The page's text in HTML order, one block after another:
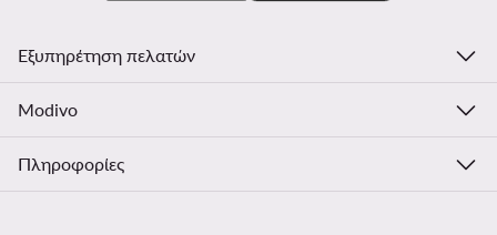
Εξυπηρέτηση πελατών
Modivo
Πληροφορίες